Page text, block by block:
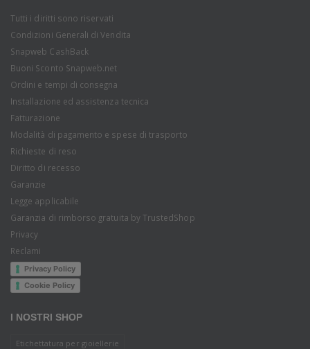
Tutti i diritti sono riservati
Condizioni Generali di Vendita
Snapweb CashBack
Buoni Sconto Snapweb.net
Ordini e tempi di consegna
Installazione ed assistenza tecnica
Fatturazione
Modalità di pagamento e spese di trasporto
Richieste di reso
Diritto di recesso
Garanzie
Legge applicabile
Garanzia di rimborso gratuita by TrustedShop
Privacy
Reclami
Privacy Policy
Cookie Policy
I NOSTRI SHOP
Etichettatura per gioiellerie